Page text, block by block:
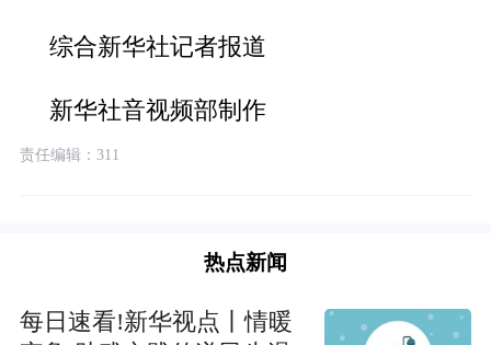
综合新华社记者报道
新华社音视频部制作
责任编辑：311
热点新闻
每日速看!新华视点丨情暖